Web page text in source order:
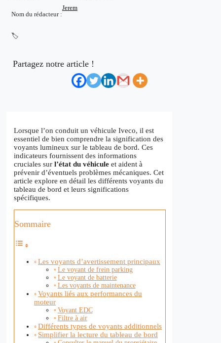
Nom du rédacteur :
Jerem
🏷️
Partagez notre article !
Lorsque l’on conduit un véhicule Iveco, il est
essentiel de bien comprendre la signification des
voyants lumineux sur le tableau de bord. Ces
indicateurs fournissent des informations
cruciales sur l’état du véhicule et aident à
prévenir d’éventuels problèmes mécaniques. Cet
article explore en détail les différents voyants du
tableau de bord et leurs significations
spécifiques.
Sommaire
Les voyants d’avertissement principaux
Le voyant de frein parking
Le voyant de batterie
Les voyants de maintenance
Voyants liés aux performances du
moteur
Voyant EDC
Filtre à air
Différents types de voyants additionnels
Simplifier la lecture du tableau de bord